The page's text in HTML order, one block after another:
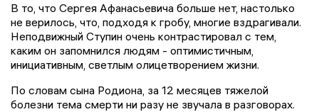
В то, что Сергея Афанасьевича больше нет, настолько
не верилось, что, подходя к гробу, многие вздрагивали.
Неподвижный Ступин очень контрастировал с тем,
каким он запомнился людям - оптимистичным,
инициативным, светлым олицетворением жизни.
По словам сына Родиона, за 12 месяцев тяжелой
болезни тема смерти ни разу не звучала в разговорах.